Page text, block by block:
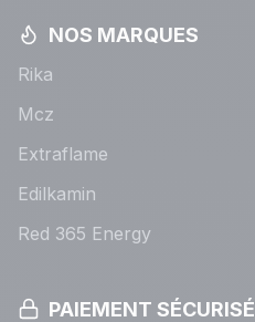
NOS MARQUES
Rika
Mcz
Extraflame
Edilkamin
Red 365 Energy
PAIEMENT SÉCURISÉ